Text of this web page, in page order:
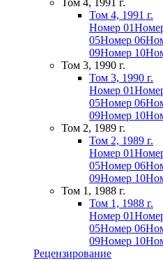
Том 4, 1991 г.
Том 4, 1991 г.
Номер 01
05Номер 06
09Номер 10
Том 3, 1990 г.
Том 3, 1990 г.
Номер 01
05Номер 06
09Номер 10
Том 2, 1989 г.
Том 2, 1989 г.
Номер 01
05Номер 06
09Номер 10
Том 1, 1988 г.
Том 1, 1988 г.
Номер 01
05Номер 06
09Номер 10
Рецензирование